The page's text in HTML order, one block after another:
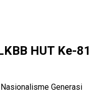
HUT Ke-81
Generasi